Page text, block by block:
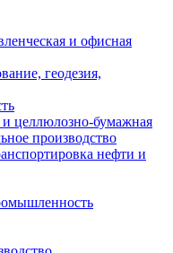
и офисная
геодезия,
целлюлозно-бумажная
производство
нефти и